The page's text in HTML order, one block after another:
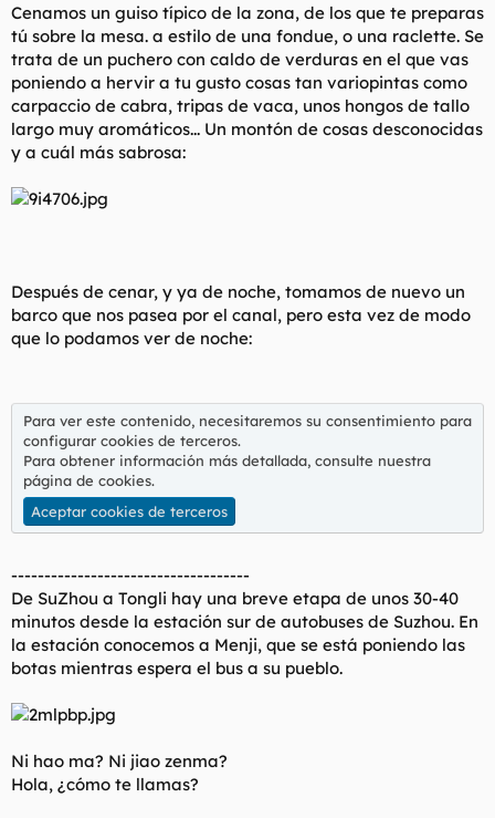
Cenamos un guiso típico de la zona, de los que te preparas
tú sobre la mesa. a estilo de una fondue, o una raclette. Se
trata de un puchero con caldo de verduras en el que vas
poniendo a hervir a tu gusto cosas tan variopintas como
carpaccio de cabra, tripas de vaca, unos hongos de tallo
largo muy aromáticos... Un montón de cosas desconocidas
y a cuál más sabrosa:
Después de cenar, y ya de noche, tomamos de nuevo un
barco que nos pasea por el canal, pero esta vez de modo
que lo podamos ver de noche:
Para ver este contenido, necesitaremos su consentimiento para
configurar cookies de terceros.
Para obtener información más detallada, consulte nuestra
página de cookies.
Aceptar cookies de terceros
------------------------------------
De SuZhou a Tongli hay una breve etapa de unos 30-40
minutos desde la estación sur de autobuses de Suzhou. En
la estación conocemos a Menji, que se está poniendo las
botas mientras espera el bus a su pueblo.
Ni hao ma? Ni jiao zenma?
Hola, ¿cómo te llamas?